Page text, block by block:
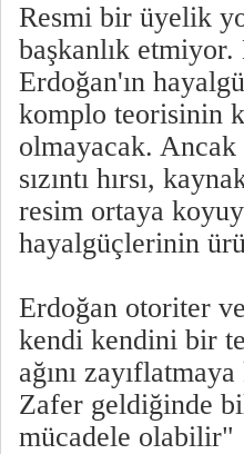
Resmi bir üyelik
başkanlık etmiyor.
Erdoğan'ın
komplo teorisinin
olmayacak. Ancak
sızıntı hırsı,
resim ortaya
hayalgüçlerinin
Erdoğan otoriter
kendi kendini bir
ağını
Zafer geldiğinde
mücadele olabilir"